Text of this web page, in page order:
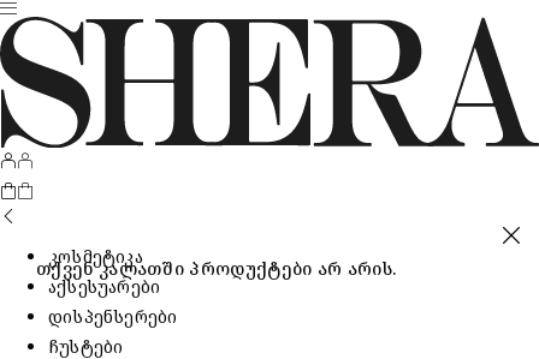
თქვენ კალათში პროდუქტები არ არის.
კოსმეტიკა
აქსესუარები
დისპენსერები
ჩუსტები